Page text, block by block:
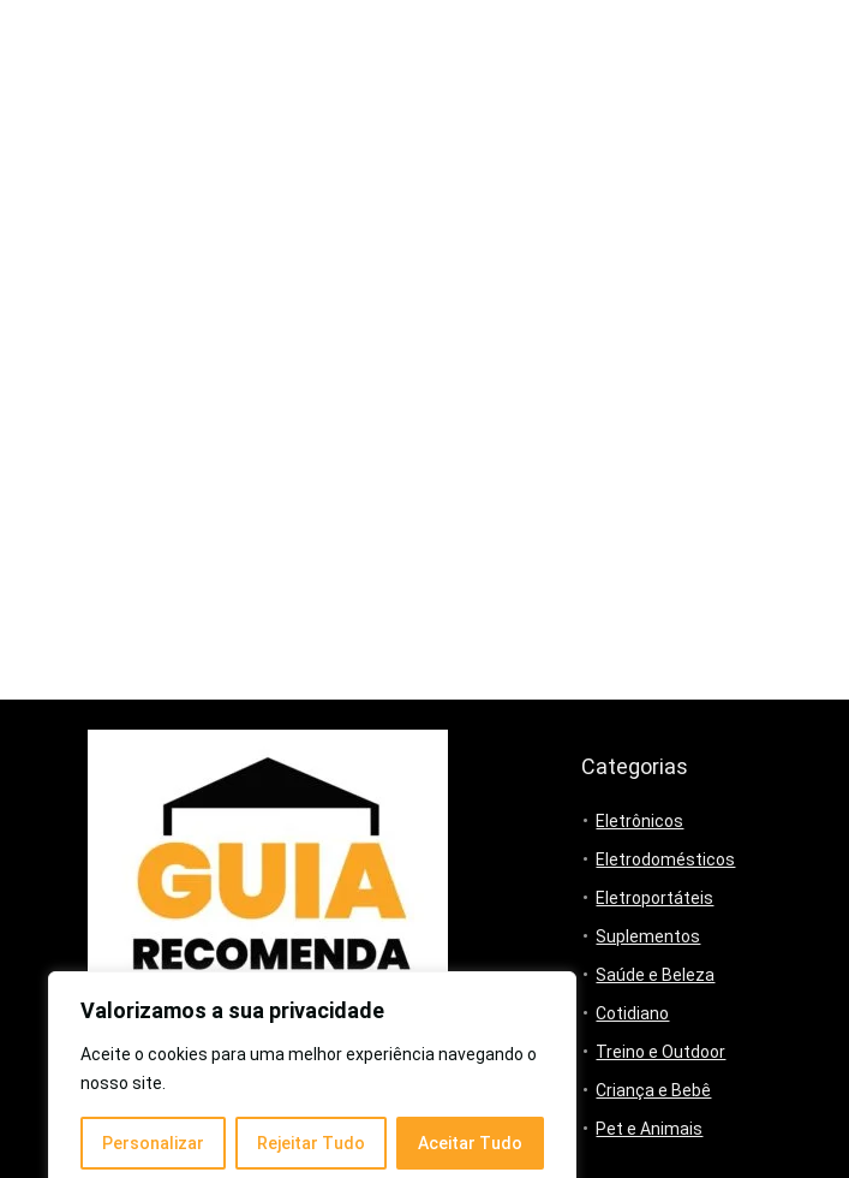
Valorizamos a sua privacidade
Aceite o cookies para uma melhor experiência navegando o
nosso site.
Personalizar Rejeitar Tudo Aceitar Tudo
2025 © Guia Recomenda | Todos os Direitos Reservados
Programa de Afiliados Mercado Livre, somos remunerados
pelas compras qualificadas efetuadas.
Categorias
Eletrônicos
Eletrodomésticos
Eletroportáteis
Suplementos
Saúde e Beleza
Cotidiano
Treino e Outdoor
Criança e Bebê
Pet e Animais